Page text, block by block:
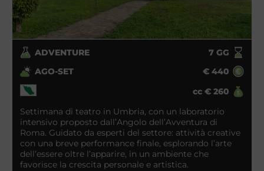
ADVENTURE 7GG
AGO-SET
€ 440
cc € 260
Settimana di teatro in Umbria, con un laboratorio
intensivo proposto dall’Angolo dell’Avventura di
Roma. Guidato da esperti del settore: attività creative
con una breve performance finale, esplorando l’arte
dell’essere oltre l’apparire, in un ambiente che
favorisce la crescita personale e artistica.